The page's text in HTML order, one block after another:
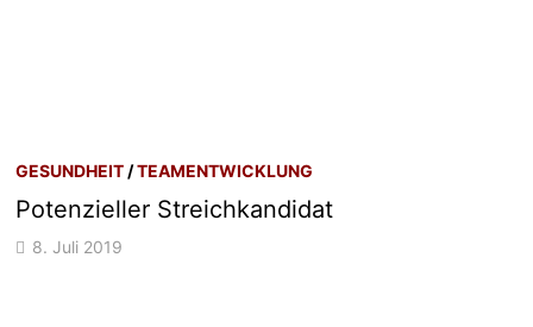
GESUNDHEIT /TEAMENTWICKLUNG
Potenzieller Streichkandidat
8. Juli 2019